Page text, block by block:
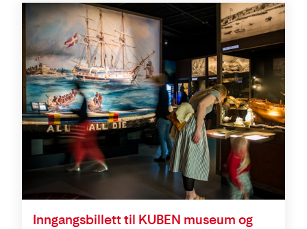
Inngangsbillett til KUBEN museum og